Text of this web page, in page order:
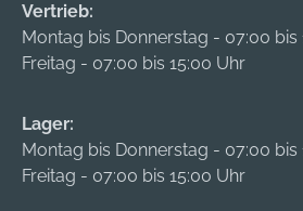
Vertrieb:
Montag bis Donnerstag - 07:00 bis
Freitag - 07:00 bis 15:00 Uhr
Lager:
Montag bis Donnerstag - 07:00 bis
Freitag - 07:00 bis 15:00 Uhr